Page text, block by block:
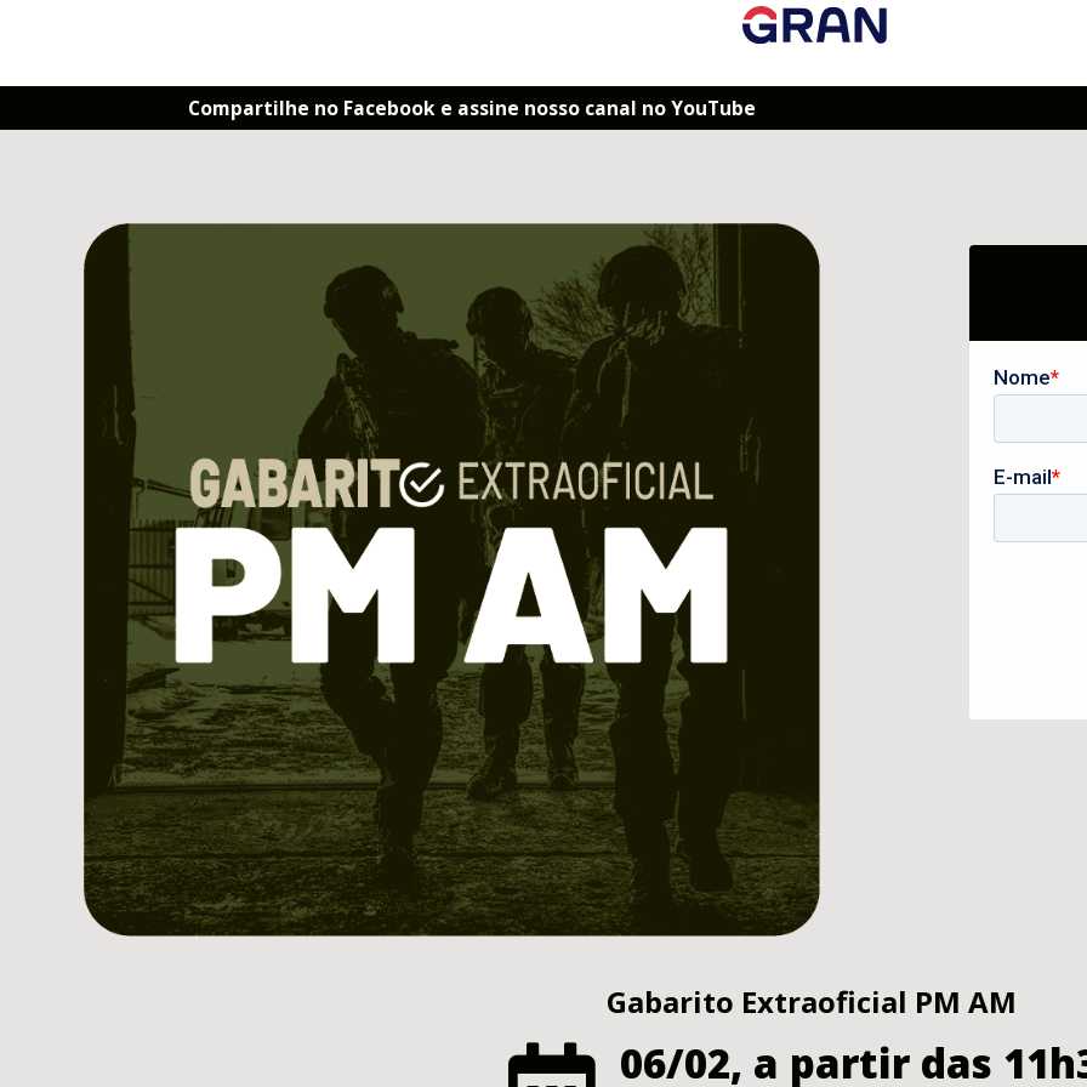
Compartilhe no Facebook e assine nosso canal no YouTube
Gabarito Extraoficial PM AM
06/02, a partir das